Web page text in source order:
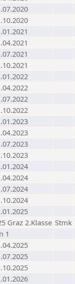
Graz 2.Klasse Stmk
1